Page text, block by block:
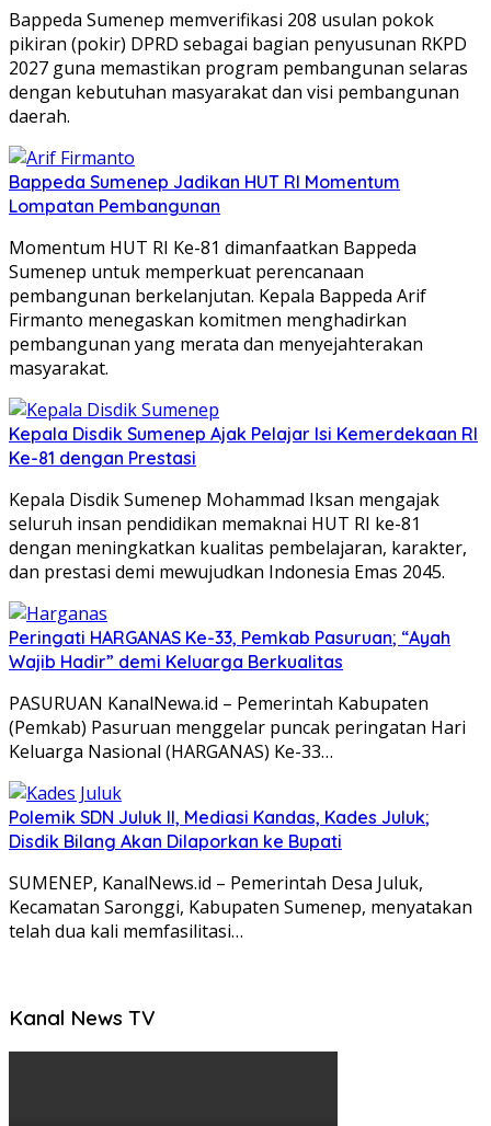
Bappeda Sumenep memverifikasi 208 usulan pokok
pikiran (pokir) DPRD sebagai bagian penyusunan RKPD
2027 guna memastikan program pembangunan selaras
dengan kebutuhan masyarakat dan visi pembangunan
daerah.
Bappeda Sumenep Jadikan HUT RI Momentum
Lompatan Pembangunan
Momentum HUT RI Ke-81 dimanfaatkan Bappeda
Sumenep untuk memperkuat perencanaan
pembangunan berkelanjutan. Kepala Bappeda Arif
Firmanto menegaskan komitmen menghadirkan
pembangunan yang merata dan menyejahterakan
masyarakat.
Kepala Disdik Sumenep Ajak Pelajar Isi Kemerdekaan RI
Ke-81 dengan Prestasi
Kepala Disdik Sumenep Mohammad Iksan mengajak
seluruh insan pendidikan memaknai HUT RI ke-81
dengan meningkatkan kualitas pembelajaran, karakter,
dan prestasi demi mewujudkan Indonesia Emas 2045.
Peringati HARGANAS Ke-33, Pemkab Pasuruan; “Ayah
Wajib Hadir” demi Keluarga Berkualitas
PASURUAN KanalNewa.id – Pemerintah Kabupaten
(Pemkab) Pasuruan menggelar puncak peringatan Hari
Keluarga Nasional (HARGANAS) Ke-33…
Polemik SDN Juluk II, Mediasi Kandas, Kades Juluk;
Disdik Bilang Akan Dilaporkan ke Bupati
SUMENEP, KanalNews.id – Pemerintah Desa Juluk,
Kecamatan Saronggi, Kabupaten Sumenep, menyatakan
telah dua kali memfasilitasi…
Kanal News TV